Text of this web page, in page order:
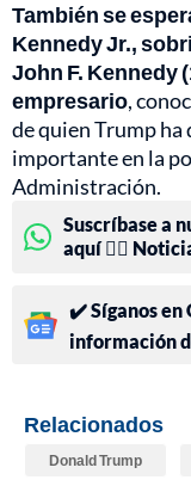
También se
Kennedy Jr.,
John F. Kennedy
empresario,
de quien Trump
importante en la
Administración.
Suscríbase a
aquí 👉🏻
✔️ Síganos en
información
Relacionados
Donald Trump